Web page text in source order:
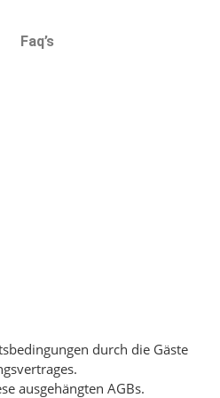
Faq’s
durch die Gäste
ausgehängten AGBs.